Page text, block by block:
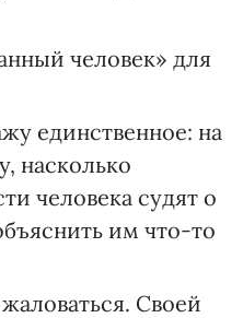
человек» для
единственное: на
насколько
человека судят о
им что-то
Своей